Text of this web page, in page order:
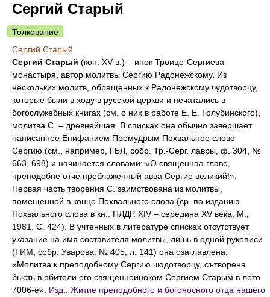
Сергий Старый
Толкование
Сергий Старый
Сергий Старый (кон. XV в.) – инок Троице-Сергиева
монастыря, автор молитвы Сергию Радонежскому. Из
нескольких молитв, обращенных к Радонежскому чудотворцу,
которые были в ходу в русской церкви и печатались в
богослужебных книгах (см. о них в работе Е. Е. Голубинского),
молитва С. – древнейшая. В списках она обычно завершает
написанное Епифанием Премудрым Похвальное слово
Сергию (см., например, ГБЛ, собр. Тр.-Серг. лавры, ф. 304, №
663, 698) и начинается словами: «О священнаа главо,
преподобне отче преблаженный авва Сергие великий!».
Первая часть творения С. заимствована из молитвы,
помещенной в конце Похвального слова (ср. по изданию
Похвального слова в кн.: ПЛДР. XIV – середина XV века. М.,
1981. С. 424). В учтенных в литературе списках отсутствует
указание на имя составителя молитвы, лишь в одной рукописи
(ГИМ, собр. Уварова, № 405, л. 141) она озаглавлена:
«Молитва к преподобному Сергию чюдотворцу, сътворена
бысть в обители его священноиноком Сергием Старым в лето
7006-е». Изд.: Житие преподобного и богоносного отца нашего